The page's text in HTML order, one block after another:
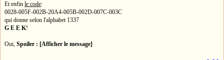
Et enfin le code:
0028-005F-002B-20A4-005B-002D-007C-003C
qui donne selon l'alphabet 1337
G E E K!
Oui, Spoiler : [Afficher le message]